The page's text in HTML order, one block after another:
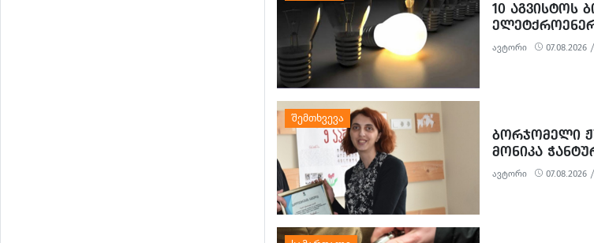
10 ᲐᲒᲕᲘᲡᲢᲝᲡ
ᲨᲔᲘᲖᲦᲣᲓᲔᲑᲐ
ავტორი 07.08.2026
ᲑᲝᲠᲯᲝᲛᲔᲚᲘ
ᲛᲝᲜᲘᲙᲐ
ავტორი 07.08.2026